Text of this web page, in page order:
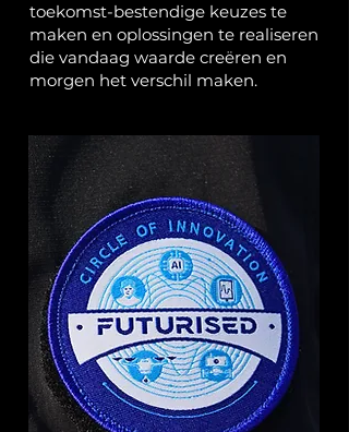
toekomst-bestendige keuzes te
maken en oplossingen te realiseren
die vandaag waarde creëren en
morgen het verschil maken.